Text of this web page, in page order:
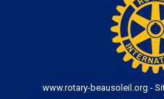
www.rotary-beausoleil.org -